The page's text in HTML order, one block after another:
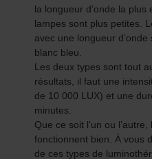
la longueur d’onde la
lampes sont plus petites.
avec une longueur
blanc bleu.
Les deux types sont tout
résultats, il faut une
de 10 000 LUX) et une
minutes.
Que ce soit l’un ou
fonctionnent bien. À vous
de ces types de